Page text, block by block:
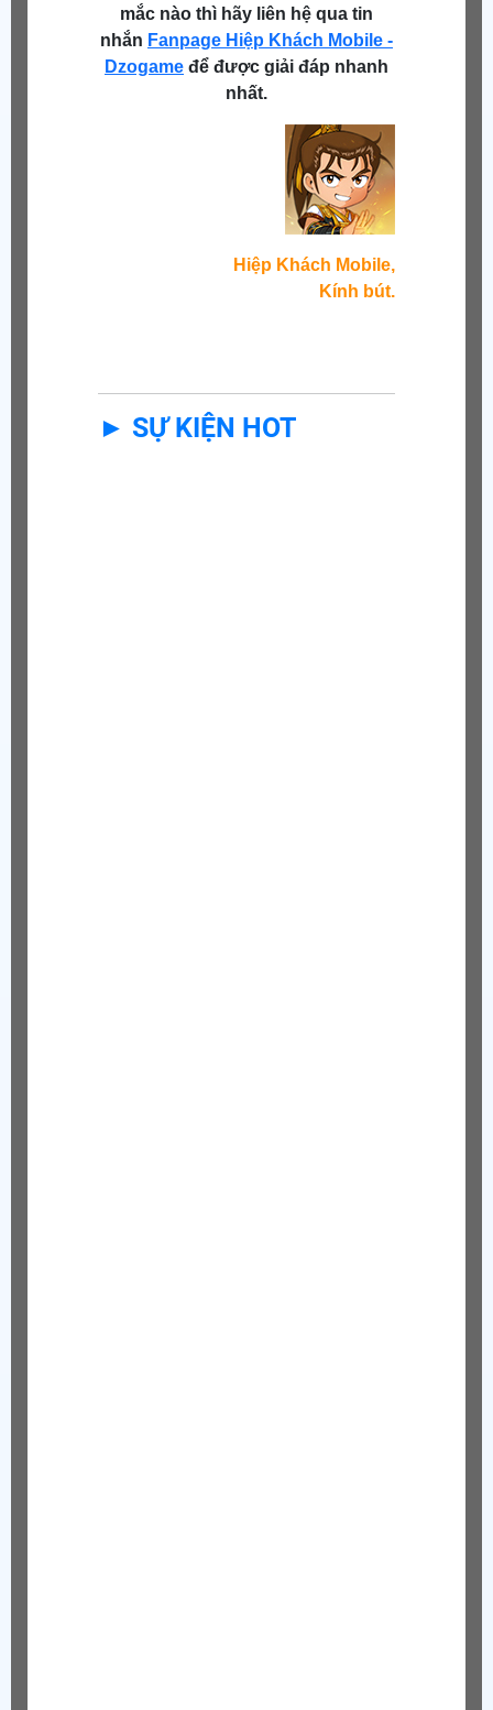
mắc nào thì hãy liên hệ qua tin
nhắn Fanpage Hiệp Khách Mobile -
Dzogame để được giải đáp nhanh
nhất.
Hiệp Khách Mobile,
Kính bút.
► SỰ KIỆN HOT